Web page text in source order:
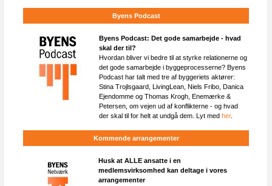
Byens Podcast
Byens Podcast: Det gode samarbejde - hvad
skal der til?
Hvordan bliver vi bedre til at styrke relationerne og
det gode samarbejde i byggeprocesserne? Byens
Podcast har talt med tre af byggeriets aktører:
Stina Trojlsgaard, LivingLean, Niels Fribo, Danica
Ejendomme og Thomas Krogh, Enemærke &
Petersen, om vejen ud af konflikterne - og hvad
der skal til for helt at undgå dem. Lyt med her.
Kommende arrangementer
Husk at ALLE ansatte i en
medlemsvirksomhed kan deltage i vores
arrangementer